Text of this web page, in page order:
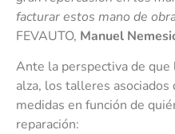
facturar estos mano de
FEVAUTO, Manuel
Ante la perspectiva de
alza, los talleres
medidas en función de
reparación: